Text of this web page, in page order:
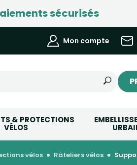
sécurisés
Mon compte
& PROTECTIONS
VÉLOS
vélos râteliers vélos